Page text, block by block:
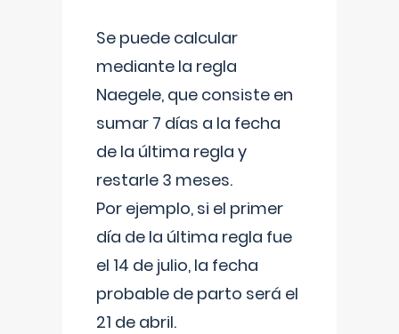
Se puede calcular
mediante la regla
Naegele, que consiste en
sumar 7 días a la fecha
de la última regla y
restarle 3 meses.
Por ejemplo, si el primer
día de la última regla fue
el 14 de julio, la fecha
probable de parto será el
21 de abril.